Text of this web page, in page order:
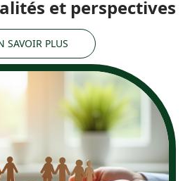
et perspectives
SAVOIR PLUS